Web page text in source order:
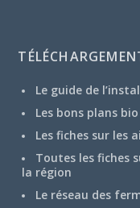
Le guide de
Les bons plans
Les fiches sur les
Toutes les fiches
la région
Le réseau des